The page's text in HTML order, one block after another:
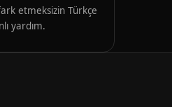
etmeksizin Türkçe
yardım.